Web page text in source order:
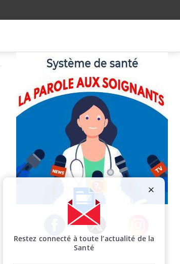
Facebook Twitter Instagram
Restez connecté à toute l’actualité de la
Santé